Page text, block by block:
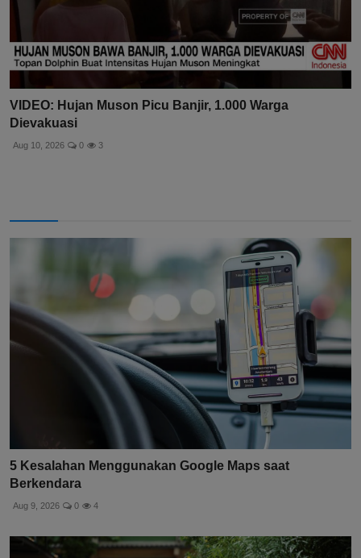
VIDEO: Hujan Muson Picu Banjir, 1.000 Warga
Dievakuasi
Aug 10, 2026 0 3
5 Kesalahan Menggunakan Google Maps saat
Berkendara
Aug 9, 2026 0 4